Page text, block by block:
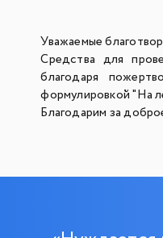
Уважаемые
Средства для
благодаря
формулировкой "На
Благодарим за